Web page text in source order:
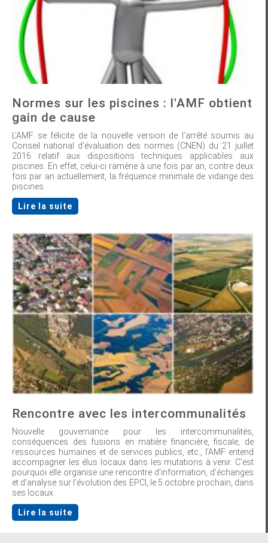
Normes sur les piscines : l'AMF obtient
gain de cause
L’AMF se félicite de la nouvelle version de l’arrêté soumis au
Conseil national d'évaluation des normes (CNEN) du 21 juillet
2016 relatif aux dispositions techniques applicables aux
piscines. En effet, celui-ci ramène à une fois par an, contre deux
fois par an actuellement, la fréquence minimale de vidange des
piscines.
Lire la suite
Rencontre avec les intercommunalités
Nouvelle gouvernance pour les intercommunalités,
conséquences des fusions en matière financière, fiscale, de
ressources humaines et de services publics, etc., l’AMF entend
accompagner les élus locaux dans les mutations à venir. C’est
pourquoi elle organise une rencontre d’information, d’échanges
et d’analyse sur l’évolution des EPCI, le 5 octobre prochain, dans
ses locaux.
Lire la suite